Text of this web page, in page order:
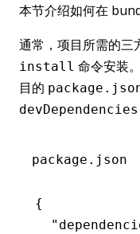
本节介绍如何在
通常，项目所需的三
install 命令安装
目的
devDependencies
package.json
{